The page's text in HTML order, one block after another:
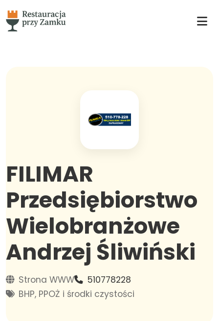
FILIMAR
Przedsiębiorstwo
Wielobranżowe
Andrzej Śliwiński
Strona WWW
510778228
BHP, PPOŻ i środki czystości